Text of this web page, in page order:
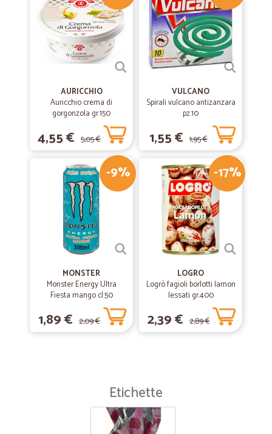
AURICCHIO
Auricchio crema di
gorgonzola gr.150
4,55 € 5,05 €
VULCANO
Spirali vulcano antizanzara
pz.10
1,55 € 1,95 €
-9%
MONSTER
Monster Energy Ultra
Fiesta mango cl.50
1,89 € 2,09 €
-17%
LOGRO
Logrò fagioli borlotti lamon
lessati gr.400
2,39 € 2,89 €
Etichette